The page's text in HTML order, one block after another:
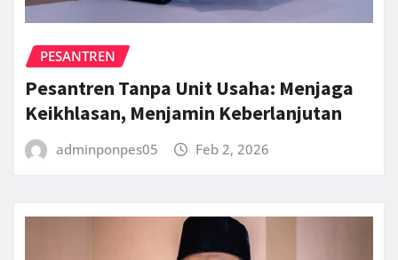
PESANTREN
Pesantren Tanpa Unit Usaha: Menjaga
Keikhlasan, Menjamin Keberlanjutan
adminponpes05 Feb 2, 2026